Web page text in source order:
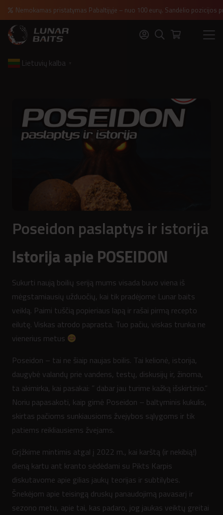
Nemokamas pristatymas Pabaltijyje – nuo 100 eurų. Sandėlio
Lietuvių kalba
Poseidon paslaptys ir istorija
Istorija apie POSEIDON
Sukurti naują boilių seriją mums visada buvo viena iš
mėgstamiausių užduočių, kai tik pradėjome Lunar baits
veiklą. Paimi tuščią popieriaus lapą ir rašai pirmą recepto
eilutę. Viskas atrodo paprasta. Tuo pačiu, viskas trunka ne
vienerius metus
Poseidon – tai ne šiaip naujas boilis. Tai kelionė, istorija,
daugybė valandų prie vandens, testų, diskusijų ir, žinoma,
ta akimirka, kai pasakai: ” dabar jau turime kažką išskirtinio.”
Noriu papasakoti, kaip gimė Poseidon – baltyminis kukulis,
skirtas pačioms sunkiausioms žvejybos sąlygoms ir tik
patiems reikliausiems žvejams.
Grįžkime mintimis atgal į 2022 m., kai karštą (ir nekibią!)
dieną kartu ant kranto sėdėdami su Pikts Karpis
diskutavome apie gilias jaukų teorijas ir subtilybes.
Šnekėjom apie teisingą druskų panaudojimą pavasarį ir
sezono metu, apie tai, kas padaro, jog jaukas veiktų greitai